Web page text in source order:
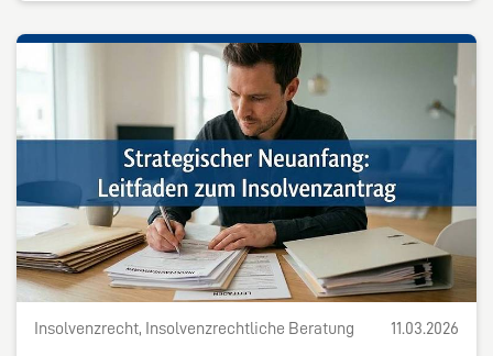
Insolvenzrecht, Insolvenzrechtliche Beratung 11.03.2026